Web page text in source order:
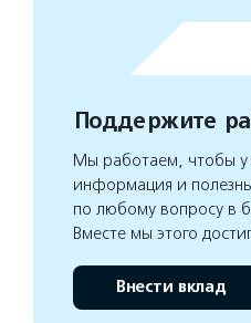
Поддержите
Мы работаем, чтобы у
информация и
по любому вопросу в
Вместе мы этого
Внести вклад